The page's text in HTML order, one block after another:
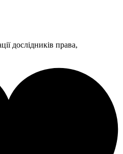
дослідників права,